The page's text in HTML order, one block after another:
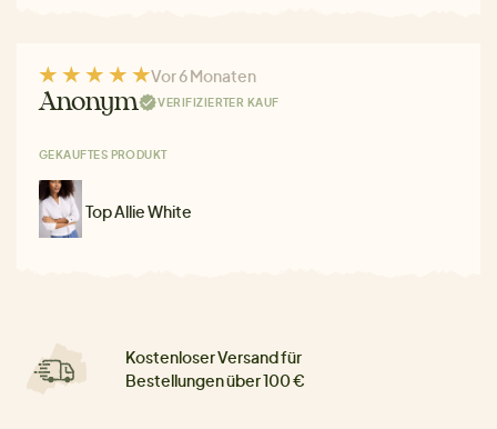
Vor 6 Monaten
Anonym VERIFIZIERTER KAUF
GEKAUFTES PRODUKT
Top Allie White
Kostenloser Versand für
Bestellungen über 100 €